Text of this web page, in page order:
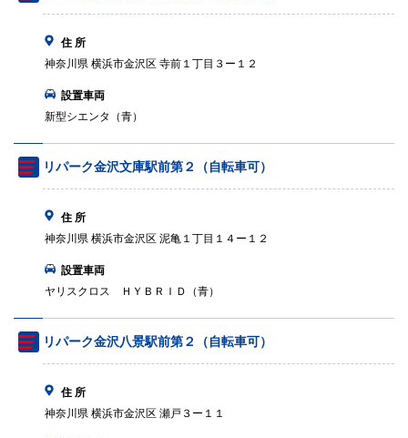
住 所
神奈川県 横浜市金沢区 寺前１丁目３ー１２
設置車両
新型シエンタ（青）
リパーク金沢文庫駅前第２（自転車可）
住 所
神奈川県 横浜市金沢区 泥亀１丁目１４ー１２
設置車両
ヤリスクロス ＨＹＢＲＩＤ（青）
リパーク金沢八景駅前第２（自転車可）
住 所
神奈川県 横浜市金沢区 瀬戸３ー１１